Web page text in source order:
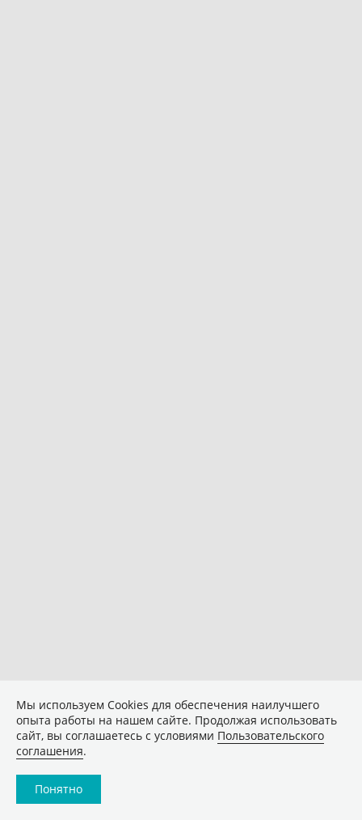
Мы используем Сookies для обеспечения наилучшего
опыта работы на нашем сайте. Продолжая использовать
сайт, вы соглашаетесь с условиями Пользовательского
соглашения.
Понятно